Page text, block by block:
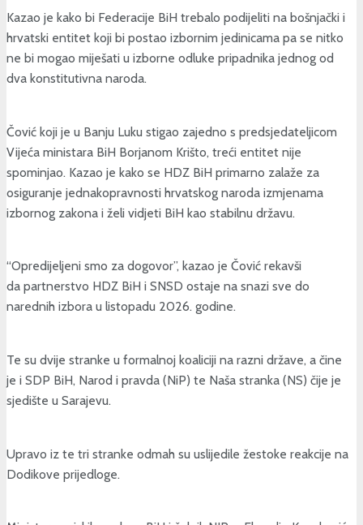
Kazao je kako bi Federacije BiH trebalo podijeliti na bošnjački i
hrvatski entitet koji bi postao izbornim jedinicama pa se nitko
ne bi mogao miješati u izborne odluke pripadnika jednog od
dva konstitutivna naroda.
Čović koji je u Banju Luku stigao zajedno s predsjedateljicom
Vijeća ministara BiH Borjanom Krišto, treći entitet nije
spominjao. Kazao je kako se HDZ BiH primarno zalaže za
osiguranje jednakopravnosti hrvatskog naroda izmjenama
izbornog zakona i želi vidjeti BiH kao stabilnu državu.
“Opredijeljeni smo za dogovor”, kazao je Čović rekavši
da partnerstvo HDZ BiH i SNSD ostaje na snazi sve do
narednih izbora u listopadu 2026. godine.
Te su dvije stranke u formalnoj koaliciji na razni države, a čine
je i SDP BiH, Narod i pravda (NiP) te Naša stranka (NS) čije je
sjedište u Sarajevu.
Upravo iz te tri stranke odmah su uslijedile žestoke reakcije na
Dodikove prijedloge.